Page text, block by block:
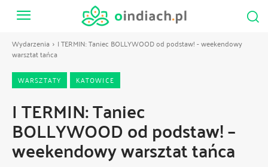
Wydarzenia
I TERMIN: Taniec BOLLYWOOD od podstaw! - weekendowy
warsztat tańca
WARSZTATY KATOWICE
I TERMIN: Taniec
BOLLYWOOD od podstaw! –
weekendowy warsztat tańca